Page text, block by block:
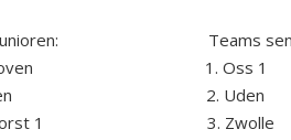
junioren: Teams
1. Oss 1
2. Uden
1 3. Zwolle